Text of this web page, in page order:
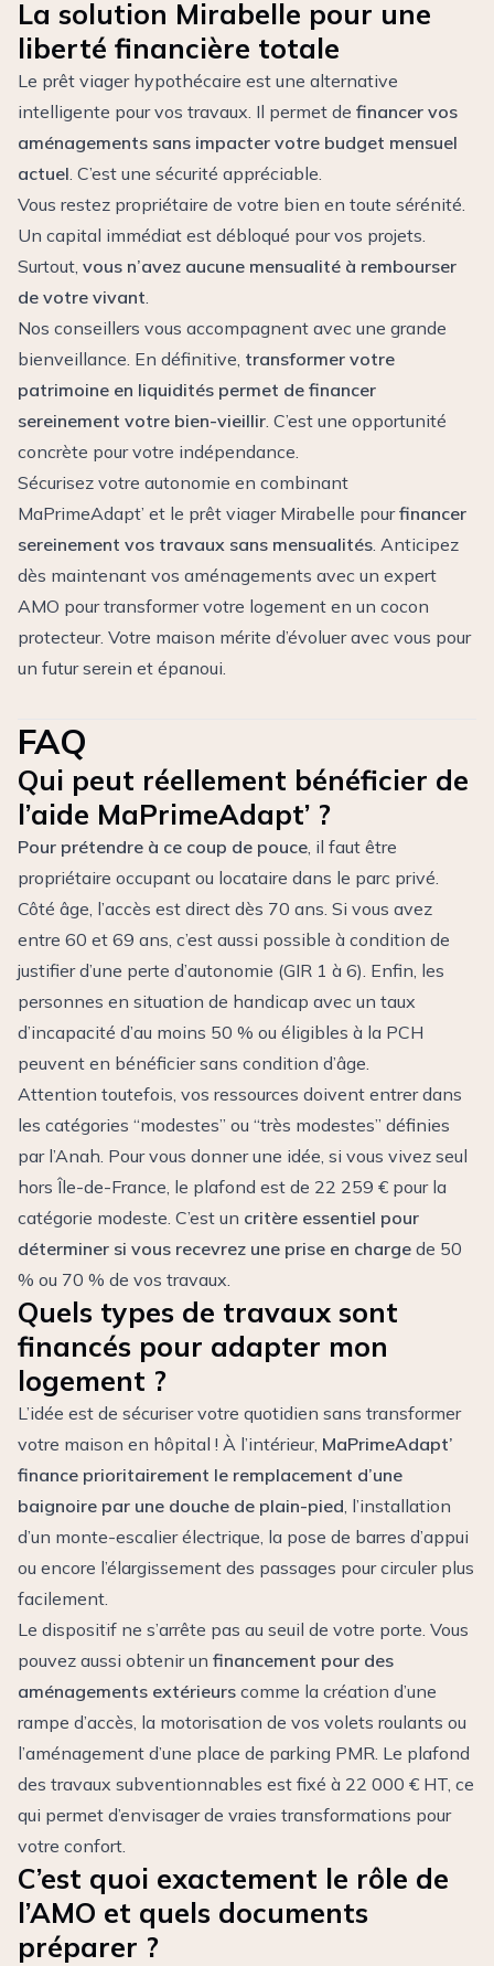
La solution Mirabelle pour une
liberté financière totale
Le prêt viager hypothécaire est une alternative
intelligente pour vos travaux. Il permet de financer vos
aménagements sans impacter votre budget mensuel
actuel. C’est une sécurité appréciable.
Vous restez propriétaire de votre bien en toute sérénité.
Un capital immédiat est débloqué pour vos projets.
Surtout, vous n’avez aucune mensualité à rembourser
de votre vivant.
Nos conseillers vous accompagnent avec une grande
bienveillance. En définitive, transformer votre
patrimoine en liquidités permet de financer
sereinement votre bien-vieillir. C’est une opportunité
concrète pour votre indépendance.
Sécurisez votre autonomie en combinant
MaPrimeAdapt’ et le prêt viager Mirabelle pourfinancer
sereinement vos travaux sans mensualités. Anticipez
dès maintenant vos aménagements avec un expert
AMO pour transformer votre logement en un cocon
protecteur. Votre maison mérite d’évoluer avec vous pour
un futur serein et épanoui.
FAQ
Qui peut réellement bénéficier de
l’aide MaPrimeAdapt’ ?
Pour prétendre à ce coup de pouce, il faut être
propriétaire occupant ou locataire dans le parc privé.
Côté âge, l’accès est direct dès 70 ans. Si vous avez
entre 60 et 69 ans, c’est aussi possible à condition de
justifier d’une perte d’autonomie (GIR 1 à 6). Enfin, les
personnes en situation de handicap avec un taux
d’incapacité d’au moins 50 % ou éligibles à la PCH
peuvent en bénéficier sans condition d’âge.
Attention toutefois, vos ressources doivent entrer dans
les catégories “modestes” ou “très modestes” définies
par l’Anah. Pour vous donner une idée, si vous vivez seul
hors Île-de-France, le plafond est de 22 259 € pour la
catégorie modeste. C’est un critère essentiel pour
déterminer si vous recevrez une prise en charge de 50
% ou 70 % de vos travaux.
Quels types de travaux sont
financés pour adapter mon
logement ?
L’idée est de sécuriser votre quotidien sans transformer
votre maison en hôpital ! À l’intérieur, MaPrimeAdapt’
finance prioritairement le remplacement d’une
baignoire par une douche de plain-pied, l’installation
d’un monte-escalier électrique, la pose de barres d’appui
ou encore l’élargissement des passages pour circuler plus
facilement.
Le dispositif ne s’arrête pas au seuil de votre porte. Vous
pouvez aussi obtenir un financement pour des
aménagements extérieurs comme la création d’une
rampe d’accès, la motorisation de vos volets roulants ou
l’aménagement d’une place de parking PMR. Le plafond
des travaux subventionnables est fixé à 22 000 € HT, ce
qui permet d’envisager de vraies transformations pour
votre confort.
C’est quoi exactement le rôle de
l’AMO et quels documents
préparer ?